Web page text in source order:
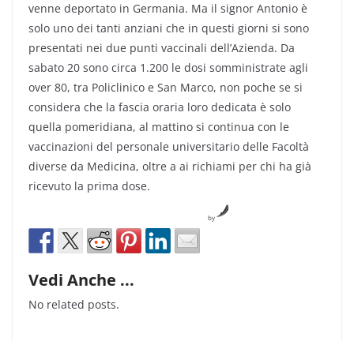
venne deportato in Germania. Ma il signor Antonio è
solo uno dei tanti anziani che in questi giorni si sono
presentati nei due punti vaccinali dell’Azienda. Da
sabato 20 sono circa 1.200 le dosi somministrate agli
over 80, tra Policlinico e San Marco, non poche se si
considera che la fascia oraria loro dedicata è solo
quella pomeridiana, al mattino si continua con le
vaccinazioni del personale universitario delle Facoltà
diverse da Medicina, oltre a ai richiami per chi ha già
ricevuto la prima dose.
by
Vedi Anche ...
No related posts.